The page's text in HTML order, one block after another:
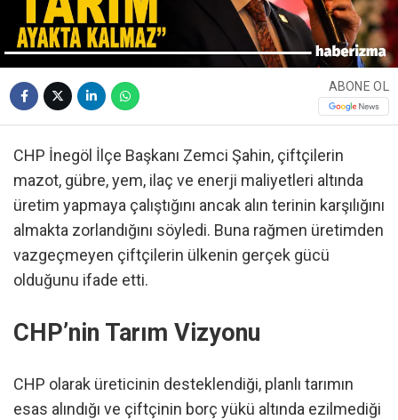
ABONE OL
CHP İnegöl İlçe Başkanı Zemci Şahin, çiftçilerin
mazot, gübre, yem, ilaç ve enerji maliyetleri altında
üretim yapmaya çalıştığını ancak alın terinin karşılığını
almakta zorlandığını söyledi. Buna rağmen üretimden
vazgeçmeyen çiftçilerin ülkenin gerçek gücü
olduğunu ifade etti.
CHP’nin Tarım Vizyonu
CHP olarak üreticinin desteklendiği, planlı tarımın
esas alındığı ve çiftçinin borç yükü altında ezilmediği